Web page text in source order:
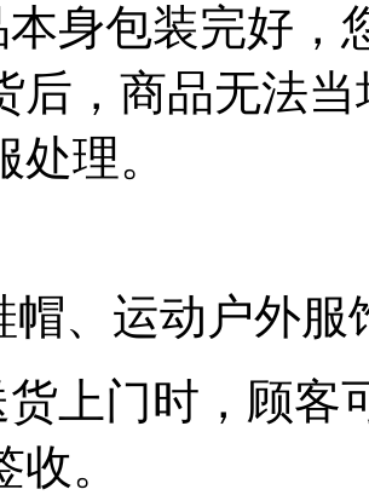
本身包装完好，
后，商品无法
理。
帽、运动户外服
货上门时，顾客
。